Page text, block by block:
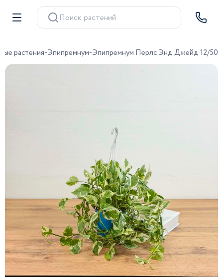
Поиск растений
растения-Эпипремнум-Эпипремнум Перлс Энд Джейд 12/50